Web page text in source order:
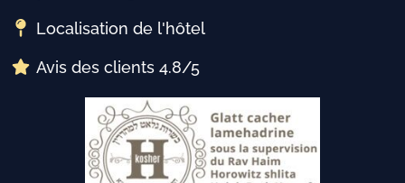
Localisation de l'hôtel
Avis des clients 4.8/5